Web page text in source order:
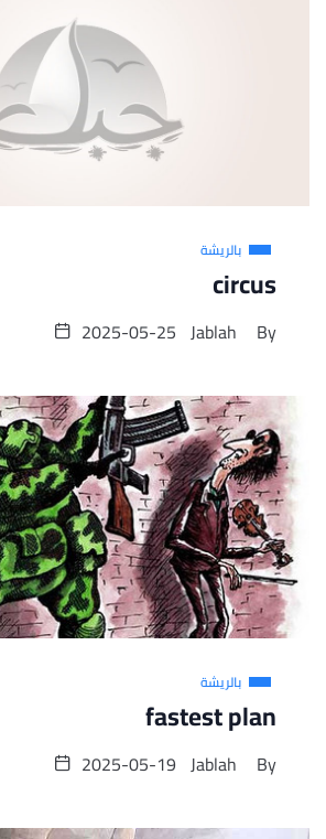
بالريشة
circus
By
Jablah
2025-05-25
بالريشة
fastest plan
By
Jablah
2025-05-19